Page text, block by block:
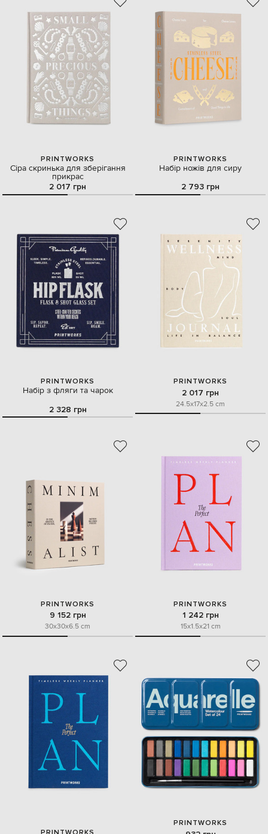
PRINTWORKS
Сіра скринька для зберігання
прикрас
2 017 грн
PRINTWORKS
Набір ножів для сиру
2 793 грн
PRINTWORKS
Набір з фляги та чарок
2 328 грн
PRINTWORKS
2 017 грн
24.5x17x2.5 cm
PRINTWORKS
9 152 грн
30x30x6.5 cm
PRINTWORKS
1 242 грн
15x1.5x21 cm
PRINTWORKS